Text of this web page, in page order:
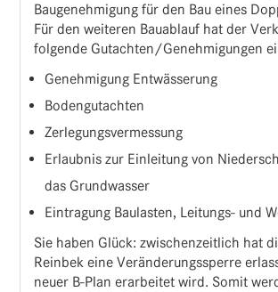
Baugenehmigung für den Bau eines
Für den weiteren Bauablauf hat der
folgende Gutachten/Genehmigungen
Genehmigung Entwässerung
Bodengutachten
Zerlegungsvermessung
Erlaubnis zur Einleitung von
das Grundwasser
Eintragung Baulasten, Leitungs- und
Sie haben Glück: zwischenzeitlich hat
Reinbek eine Veränderungssperre
neuer B-Plan erarbeitet wird. Somit